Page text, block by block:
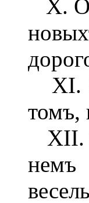
X.
XI.
томъ,
XII.
немъ